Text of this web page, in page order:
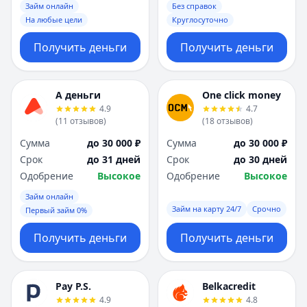
Займ онлайн
На любые цели
Получить деньги
Без справок
Круглосуточно
Получить деньги
А деньги
4.9
(11 отзывов)
Сумма
до 30 000 ₽
Срок
до 31 дней
Одобрение
Высокое
Займ онлайн
Первый займ 0%
Получить деньги
One click money
4.7
(18отзывов)
Сумма
до 30 000 ₽
Срок
до 30 дней
Одобрение
Высокое
Займ на карту 24/7 Срочно
Получить деньги
Pay P.S.
4.9
Belkacredit
4.8